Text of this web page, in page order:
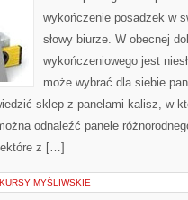
wykończenie posadzek w
słowy biurze. W obecnej
wykończeniowego jest
może wybrać dla siebie
sklep z panelami kalisz, w
odnaleźć panele
z […]
MYŚLIWSKIE